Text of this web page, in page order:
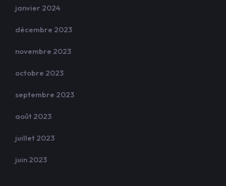
janvier 2024
décembre 2023
novembre 2023
octobre 2023
septembre 2023
août 2023
juillet 2023
juin 2023